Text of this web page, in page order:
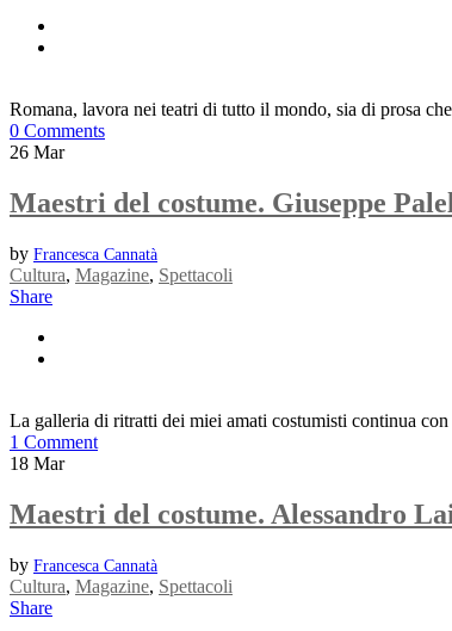
Romana, lavora nei teatri di tutto il mondo, sia di prosa
0 Comments
26 Mar
Maestri del costume. Giuseppe
by Francesca Cannatà
Cultura, Magazine, Spettacoli
Share
La galleria di ritratti dei miei amati costumisti continua
1 Comment
18 Mar
Maestri del costume. Alessandro Lai
by Francesca Cannatà
Cultura, Magazine, Spettacoli
Share